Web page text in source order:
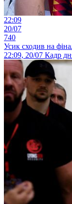
22:09
20/07
740
Усик сходив на
22:09, 20/07 Кадр